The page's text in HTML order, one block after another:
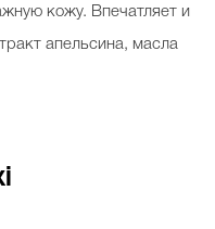
кожу. Впечатляет и
апельсина, масла